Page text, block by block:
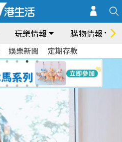
玩樂情報 購物情報
娛樂新聞 定期存款